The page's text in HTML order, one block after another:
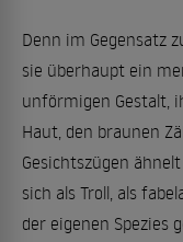
Denn im Gegensatz
sie überhaupt ein
unförmigen Gestalt,
Haut, den braunen
Gesichtszügen
sich als Troll, als
der eigenen Spezies